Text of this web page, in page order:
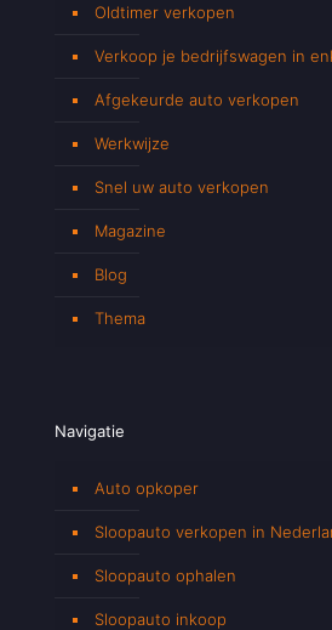
Oldtimer verkopen
Verkoop je bedrijfswagen in
Afgekeurde auto verkopen
Werkwijze
Snel uw auto verkopen
Magazine
Blog
Thema
Navigatie
Auto opkoper
Sloopauto verkopen in
Sloopauto ophalen
Sloopauto inkoop